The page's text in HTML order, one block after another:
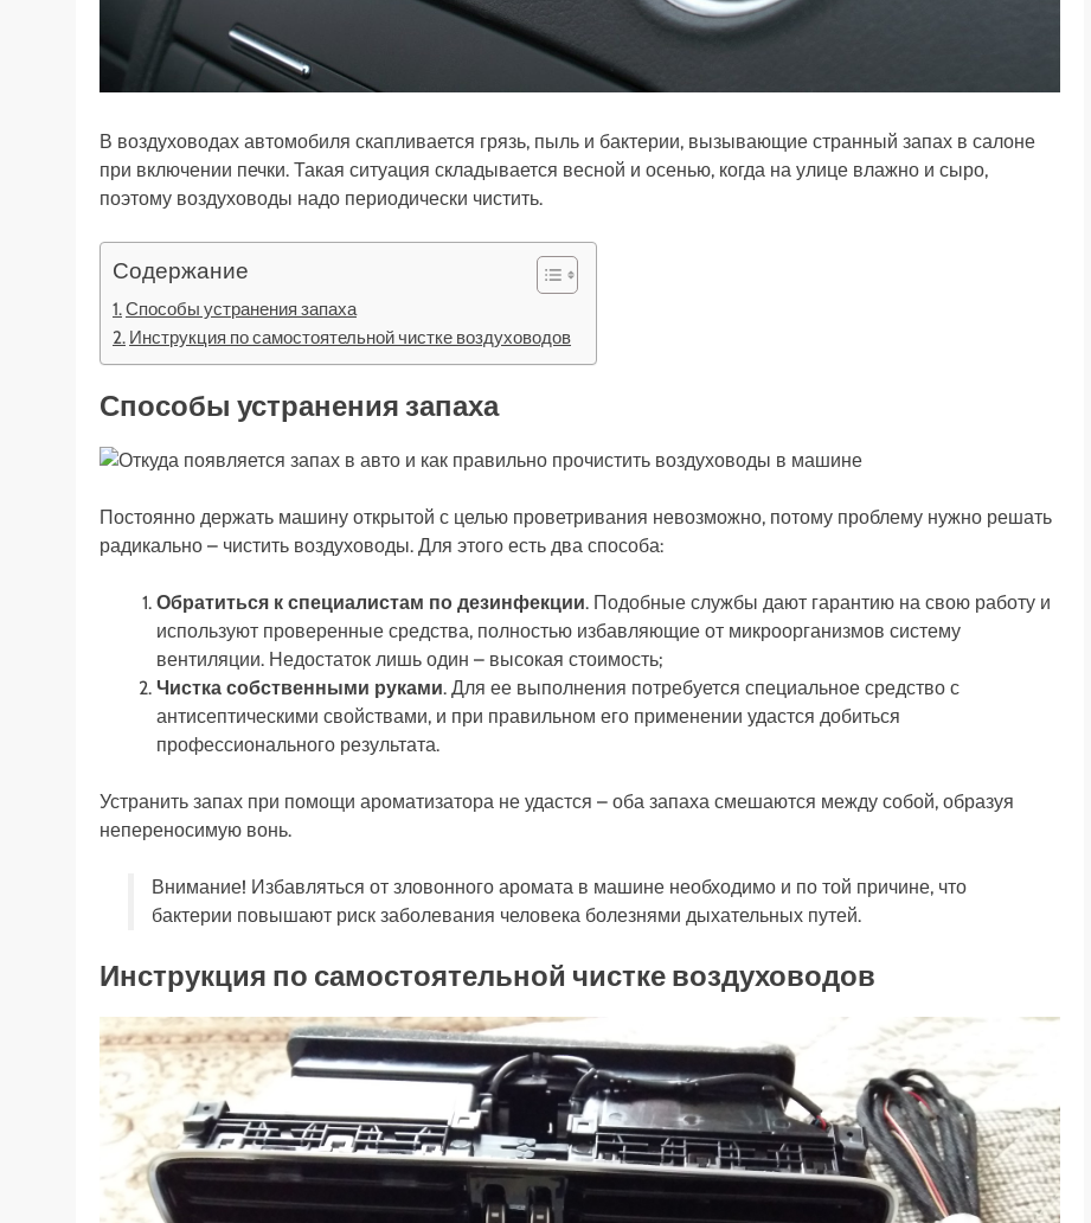
В воздуховодах автомобиля скапливается грязь, пыль и бактерии, вызывающие странный запах в салоне
при включении печки. Такая ситуация складывается весной и осенью, когда на улице влажно и сыро,
поэтому воздуховоды надо периодически чистить.
Содержание
Способы устранения запаха
Инструкция по самостоятельной чистке воздуховодов
Способы устранения запаха
Постоянно держать машину открытой с целью проветривания невозможно, потому проблему нужно решать
радикально – чистить воздуховоды. Для этого есть два способа:
Обратиться к специалистам по дезинфекции. Подобные службы дают гарантию на свою работу и
используют проверенные средства, полностью избавляющие от микроорганизмов систему
вентиляции. Недостаток лишь один – высокая стоимость;
Чистка собственными руками. Для ее выполнения потребуется специальное средство с
антисептическими свойствами, и при правильном его применении удастся добиться
профессионального результата.
Устранить запах при помощи ароматизатора не удастся – оба запаха смешаются между собой, образуя
непереносимую вонь.
Внимание! Избавляться от зловонного аромата в машине необходимо и по той причине, что
бактерии повышают риск заболевания человека болезнями дыхательных путей.
Инструкция по самостоятельной чистке воздуховодов